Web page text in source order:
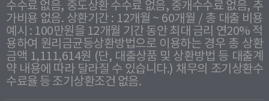
수수료 없음, 중도상환 수수료 없음, 중개수수료 없음, 추
가비용 없음. 상환기간 : 12개월 ~ 60개월 / 총 대출 비용
예시 : 100만원을 12개월 기간 동안 최대 금리 연20% 적
용하여 원리금균등상환방법으로 이용하는 경우 총 상환
금액 1,111,614원 (단, 대출상품 및 상환방법 등 대출계
약 내용에 따라 달라질 수 있습니다.) 채무의 조기상환수
수료율 등 조기상환조건 없음.